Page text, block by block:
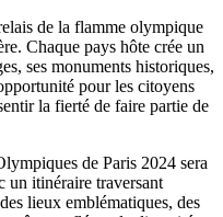
de la flamme olympique
Chaque pays hôte crée un
ses monuments historiques,
pour les citoyens
la fierté de faire partie de
de Paris 2024 sera
un itinéraire traversant
lieux emblématiques, des